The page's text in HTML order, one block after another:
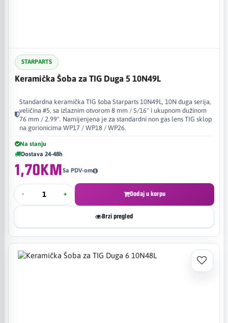
STARPARTS
Keramička Šoba za TIG Duga 5 10N49L
Standardna keramička TIG šoba Starparts 10N49L, 10N duga serija,
veličina #5, sa izlaznim otvorom 8 mm / 5/16" i ukupnom dužinom
76 mm / 2.99". Namijenjena je za standardni non gas lens TIG sklop
na gorionicima WP17 / WP18 / WP26.
Na stanju
Dostava 24-48h
1,70KMSa PDV-om
- + Dodaj u korpu
Brzi pregled